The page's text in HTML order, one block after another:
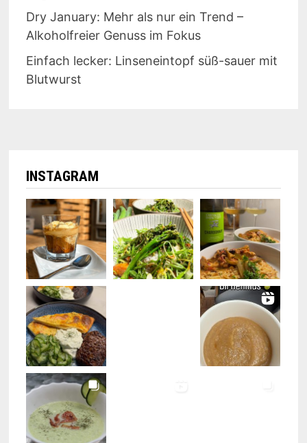
Dry January: Mehr als nur ein Trend –
Alkoholfreier Genuss im Fokus
Einfach lecker: Linseneintopf süß-sauer mit
Blutwurst
INSTAGRAM